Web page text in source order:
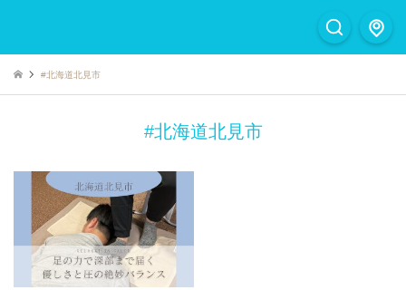
#北海道北見市
#北海道北見市